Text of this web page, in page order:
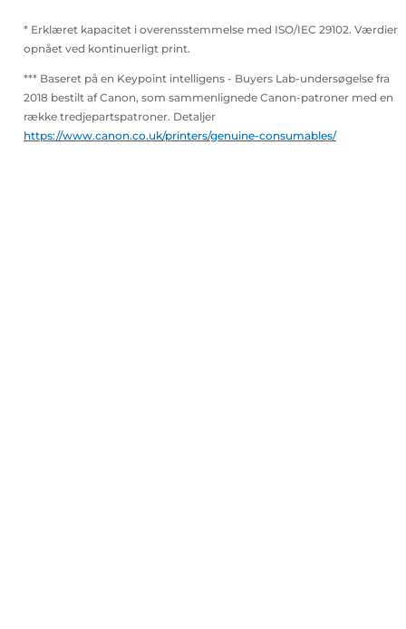
* Erklæret kapacitet i overensstemmelse med ISO/IEC 29102. Værdier
opnået ved kontinuerligt print.
*** Baseret på en Keypoint intelligens - Buyers Lab-undersøgelse fra
2018 bestilt af Canon, som sammenlignede Canon-patroner med en
række tredjepartspatroner. Detaljer
https://www.canon.co.uk/printers/genuine-consumables/